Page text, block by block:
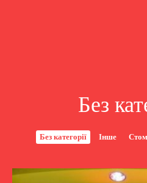
Без
Без категорії Інше